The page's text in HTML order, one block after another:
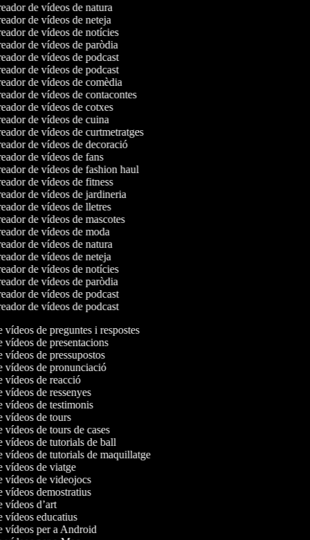
de vídeos de natura
de vídeos de neteja
de vídeos de notícies
de vídeos de paròdia
de vídeos de podcast
de vídeos de podcast
de vídeos de comèdia
de vídeos de contacontes
de vídeos de cotxes
de vídeos de cuina
de vídeos de curtmetratges
de vídeos de decoració
de vídeos de fans
de vídeos de fashion haul
de vídeos de fitness
de vídeos de jardineria
de vídeos de lletres
de vídeos de mascotes
de vídeos de moda
de vídeos de natura
de vídeos de neteja
de vídeos de notícies
de vídeos de paròdia
de vídeos de podcast
de vídeos de podcast
vídeos de preguntes i respostes
vídeos de presentacions
vídeos de pressupostos
vídeos de pronunciació
vídeos de reacció
vídeos de ressenyes
vídeos de testimonis
vídeos de tours
vídeos de tours de cases
vídeos de tutorials de ball
vídeos de tutorials de maquillatge
vídeos de viatge
vídeos de videojocs
vídeos demostratius
vídeos d’art
vídeos educatius
vídeos per a Android